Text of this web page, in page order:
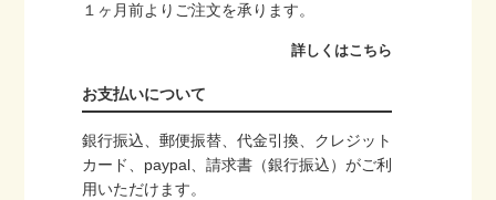
１ヶ月前よりご注文を承ります。
詳しくはこちら
お支払いについて
銀行振込、郵便振替、代金引換、クレジット
カード、paypal、請求書（銀行振込）がご利
用いただけます。